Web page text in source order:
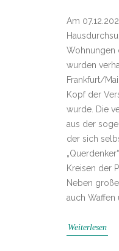
Am
Wohnungen
wurden
Frankfurt/
Kopf der
wurde. Die
aus der
der sich
Kreisen der
Neben
auch Waffen
Weiterlesen